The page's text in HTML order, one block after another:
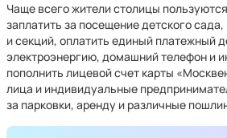
Чаще всего жители столицы
заплатить за посещение детского
и секций, оплатить единый платежный
электроэнергию, домашний телефон и
пополнить лицевой счет карты
лица и индивидуальные
за парковки, аренду и различные